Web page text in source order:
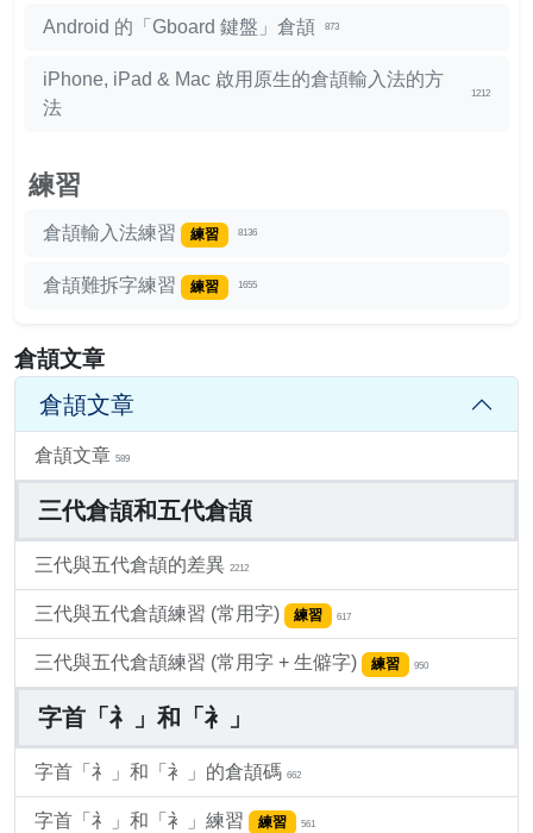
Android 的「Gboard 鍵盤」倉頡 873
iPhone, iPad & Mac 啟用原生的倉頡輸入法的方
法
1212
練習
倉頡輸入法練習 練習 8136
倉頡難拆字練習 練習 1655
倉頡文章
倉頡文章
倉頡文章 589
三代倉頡和五代倉頡
三代與五代倉頡的差異 2212
三代與五代倉頡練習 (常用字) 練習 617
三代與五代倉頡練習 (常用字 + 生僻字) 練習 950
字首「礻」和「衤」
字首「礻」和「衤」的倉頡碼 662
字首「礻」和「衤」練習 練習 561